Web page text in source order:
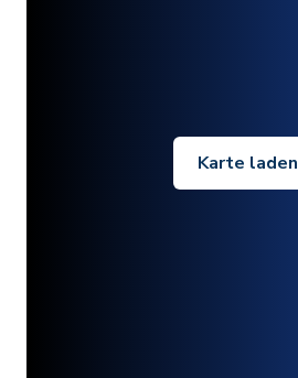
Karte laden